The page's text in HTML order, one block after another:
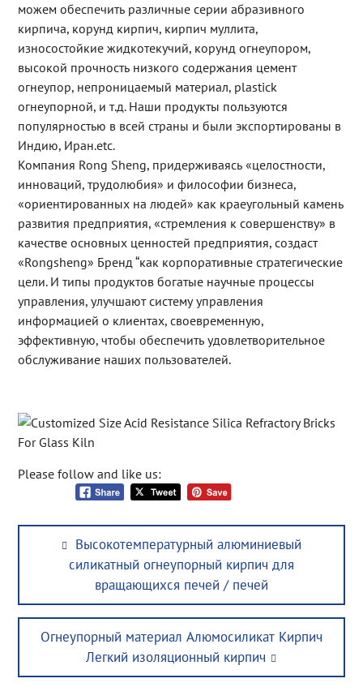
можем обеспечить различные серии абразивного
кирпича, корунд кирпич, кирпич муллита,
износостойкие жидкотекучий, корунд огнеупором,
высокой прочность низкого содержания цемент
огнеупор, непроницаемый материал, plastick
огнеупорной, и т.д. Наши продукты пользуются
популярностью в всей страны и были экспортированы в
Индию, Иран.etc.
Компания Rong Sheng, придерживаясь «целостности,
инноваций, трудолюбия» и философии бизнеса,
«ориентированных на людей» как краеугольный камень
развития предприятия, «стремления к совершенству» в
качестве основных ценностей предприятия, создаст
«Rongsheng» Бренд “как корпоративные стратегические
цели. И типы продуктов богатые научные процессы
управления, улучшают систему управления
информацией о клиентах, своевременную,
эффективную, чтобы обеспечить удовлетворительное
обслуживание наших пользователей.
Please follow and like us:
Post
navigationPrevious
post:
Высокотемпературный алюминиевый
силикатный огнеупорный кирпич для
вращающихся печей / печей
Next
Огнеупорный материал Алюмосиликат Кирпич
Легкий изоляционный кирпич